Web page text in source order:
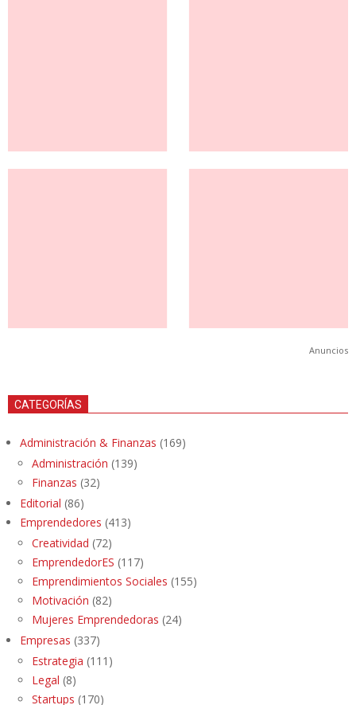
Anuncios
CATEGORÍAS
Administración & Finanzas (169)
Administración (139)
Finanzas (32)
Editorial (86)
Emprendedores (413)
Creatividad (72)
EmprendedorES (117)
Emprendimientos Sociales (155)
Motivación (82)
Mujeres Emprendedoras (24)
Empresas (337)
Estrategia (111)
Legal (8)
Startups (170)